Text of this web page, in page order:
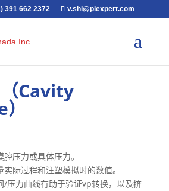
391 662 2372 v.shi@plexpert.com
Cavity
压力或具体压力。
际过程和注塑模拟时的数值。
/压力曲线有助于验证vp转换，以及挤